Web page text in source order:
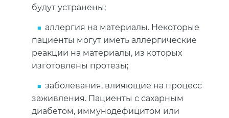
будут устранены;
аллергия на материалы. Некоторые
пациенты могут иметь аллергические
реакции на материалы, из которых
изготовлены протезы;
заболевания, влияющие на процесс
заживления. Пациенты с сахарным
диабетом, иммунодефицитом или